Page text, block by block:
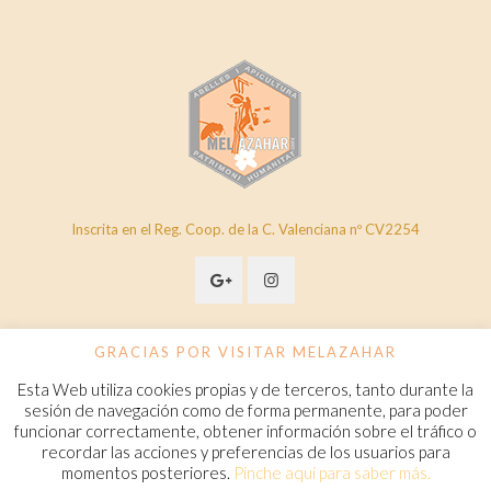
Inscrita en el Reg. Coop. de la C. Valenciana nº CV2254
© 2020 Melazahar. All Rights Reserved.www.melazahar.com
Política de cookies
Condiciones Generales de Contratación
Aviso legal
GRACIAS POR VISITAR MELAZAHAR
Esta Web utiliza cookies propias y de terceros, tanto durante la
sesión de navegación como de forma permanente, para poder
funcionar correctamente, obtener información sobre el tráfico o
recordar las acciones y preferencias de los usuarios para
momentos posteriores. Pinche aquí para saber más.